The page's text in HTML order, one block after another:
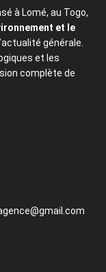
à Lomé, au Togo,
et le
générale.
et les
complète de